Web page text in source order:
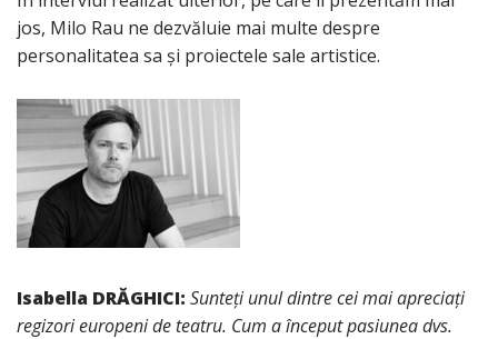
jos, Milo Rau ne dezvăluie mai multe despre
personalitatea sa și proiectele sale artistice.
Isabella DRĂGHICI: Sunteți unul dintre cei mai apreciați
regizori europeni de teatru. Cum a început pasiunea dvs.